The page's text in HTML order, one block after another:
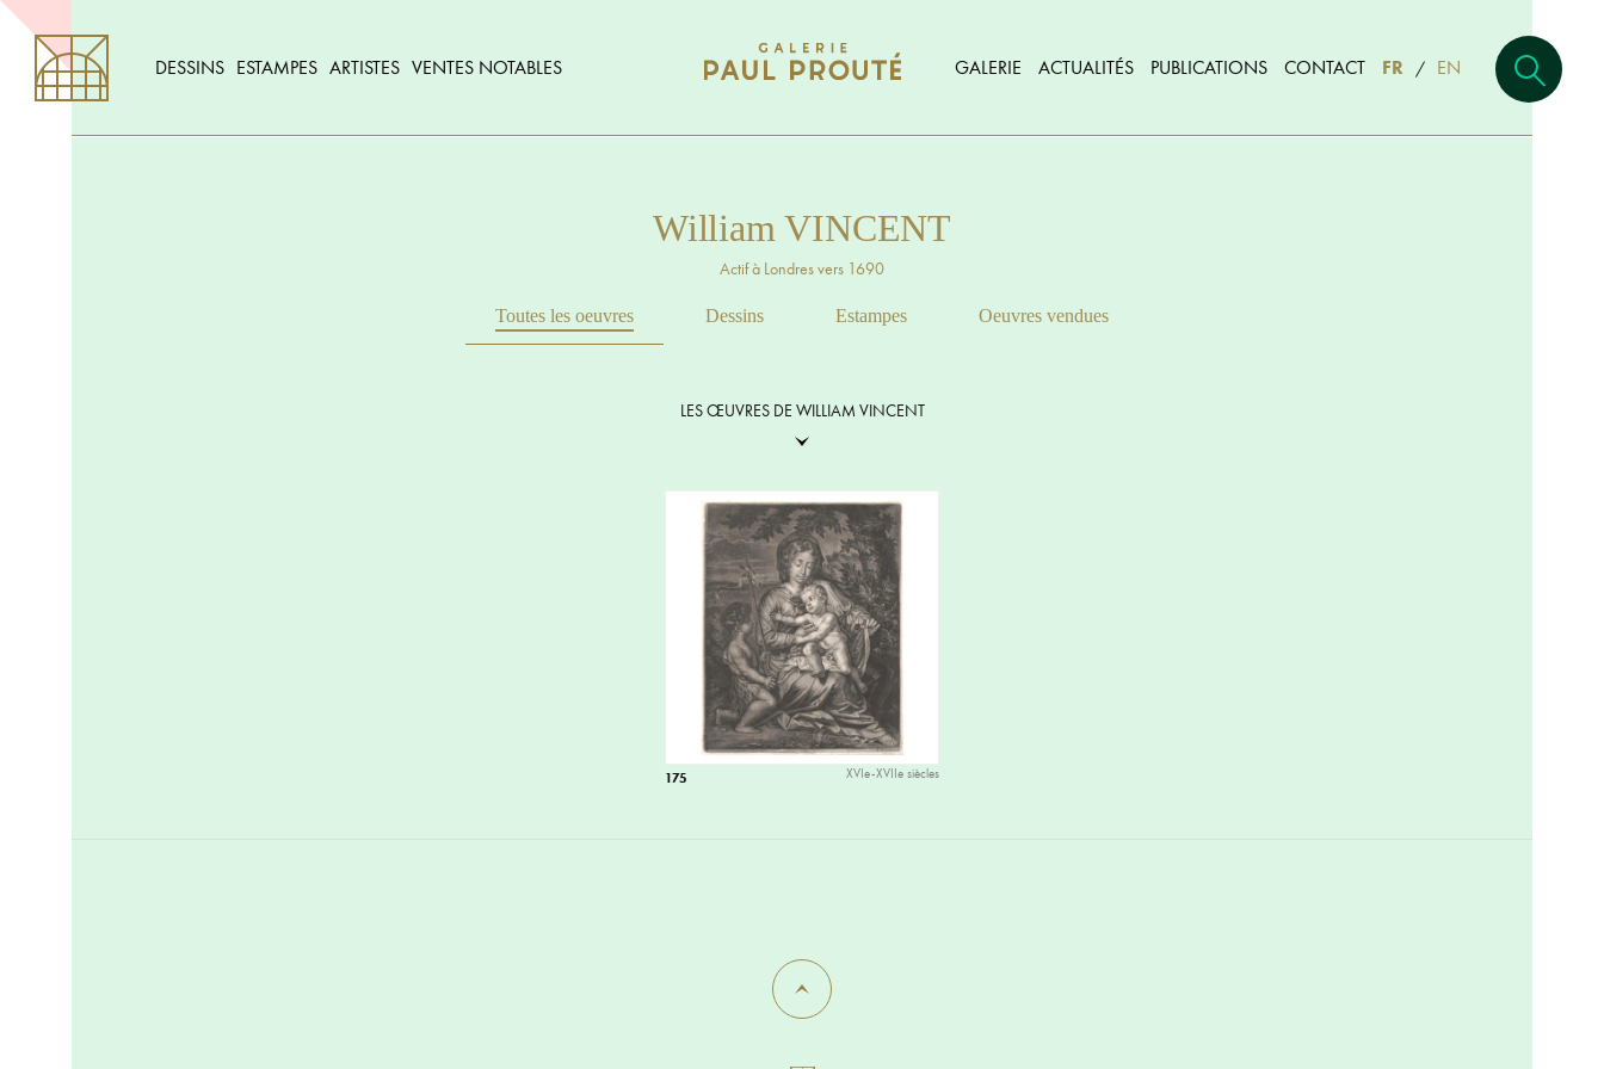
DESSINS ESTAMPES ARTISTES VENTES NOTABLES GALERIE ACTUALITÉS PUBLICATIONS CONTACT FR / EN
William VINCENT
Actif à Londres vers 1690
Toutes les oeuvres Dessins Estampes Oeuvres vendues
LES ŒUVRES DE WILLIAM VINCENT
175 XVIe-XVIIe siècles